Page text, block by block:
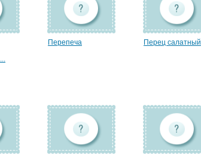
Перепеча Перец салатный